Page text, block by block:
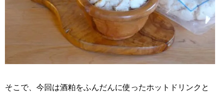
そこで、今回は酒粕をふんだんに使ったホットドリンクと